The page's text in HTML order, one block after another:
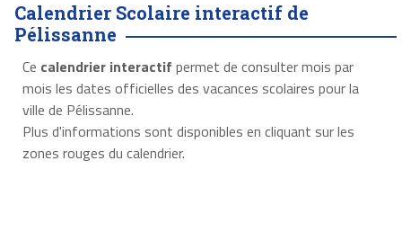
Calendrier Scolaire interactif de
Pélissanne
Ce calendrier interactif permet de consulter mois par
mois les dates officielles des vacances scolaires pour la
ville de Pélissanne.
Plus d'informations sont disponibles en cliquant sur les
zones rouges du calendrier.